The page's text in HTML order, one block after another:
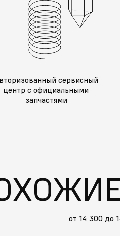
сервисный
центр с официальными
запчастями
от 14 300 до